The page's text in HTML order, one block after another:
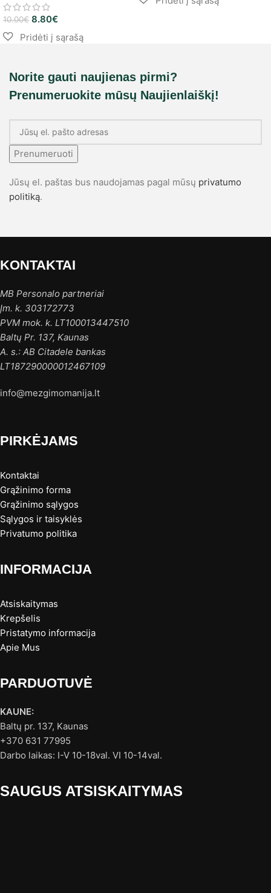
10.00€ 8.80€
Norite gauti naujienas pirmi?
Prenumeruokite mūsų Naujienlaiškį!
Prenumeruoti
Jūsų el. paštas bus naudojamas pagal mūsų privatumo
politiką.
KONTAKTAI
MB Personalo partneriai
Įm. k. 303172773
PVM mok. k. LT100013447510
Baltų Pr. 137, Kaunas
A. s.: AB Citadele bankas
LT187290000012467109
info@mezgimomanija.lt
PIRKĖJAMS
Kontaktai
Grąžinimo forma
Grąžinimo sąlygos
Sąlygos ir taisyklės
Privatumo politika
INFORMACIJA
Atsiskaitymas
Krepšelis
Pristatymo informacija
Apie Mus
PARDUOTUVĖ
KAUNE:
Baltų pr. 137, Kaunas
+370 631 77995
Darbo laikas: I-V 10-18val. VI 10-14val.
SAUGUS ATSISKAITYMAS